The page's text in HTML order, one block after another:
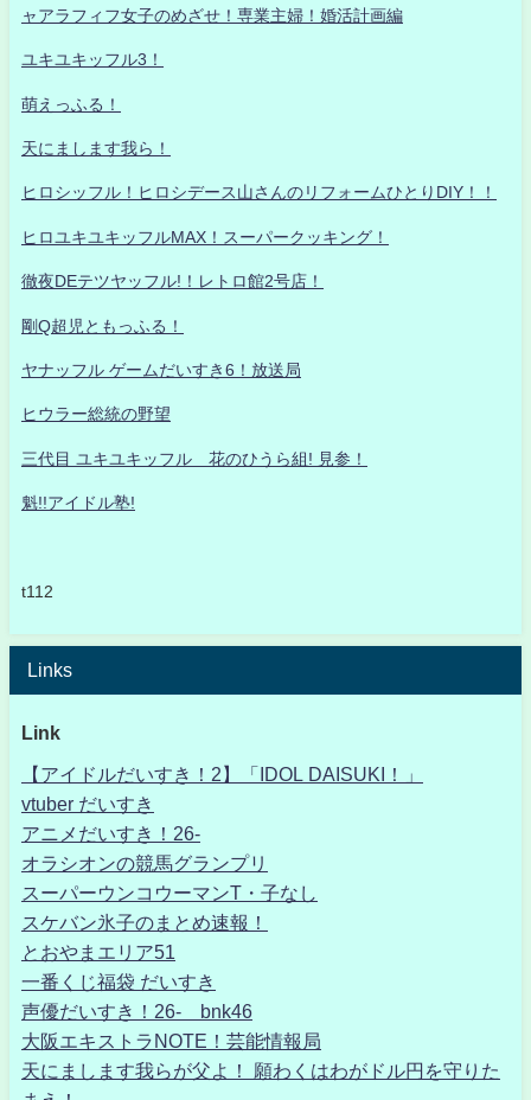
ャアラフィフ女子のめざせ！専業主婦！婚活計画編
ユキユキッフル3！
萌えっふる！
天にまします我ら！
ヒロシッフル！ヒロシデース山さんのリフォームひとりDIY！！
ヒロユキユキッフルMAX！スーパークッキング！
徹夜DEテツヤッフル!！レトロ館2号店！
剛Q超児ともっふる！
ヤナッフル ゲームだいすき6！放送局
ヒウラー総統の野望
三代目 ユキユキッフル 花のひうら組! 見参！
魁!!アイドル塾!
t112
Links
Link
【アイドルだいすき！2】「IDOL DAISUKI！」
vtuber だいすき
アニメだいすき！26-
オラシオンの競馬グランプリ
スーパーウンコウーマンT・子なし
スケバン氷子のまとめ速報！
とおやまエリア51
一番くじ福袋 だいすき
声優だいすき！26- bnk46
大阪エキストラNOTE！芸能情報局
天にまします我らが父よ！ 願わくはわがドル円を守りた